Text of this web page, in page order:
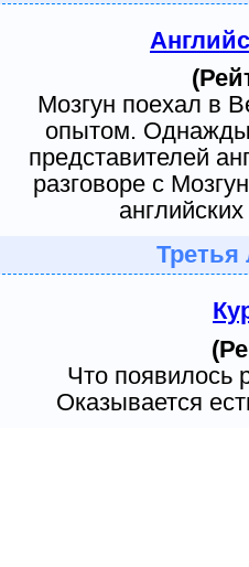
Мозгун поехал в
опытом. Однажды
представителей
разговоре с
Третья
Что появилось
Оказывается